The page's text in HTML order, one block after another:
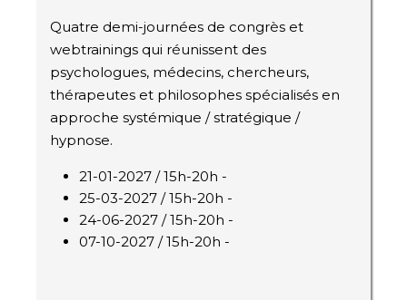
Quatre demi-journées de congrès et
webtrainings qui réunissent des
psychologues, médecins, chercheurs,
thérapeutes et philosophes spécialisés en
approche systémique / stratégique /
hypnose.
21-01-2027 / 15h-20h -
25-03-2027 / 15h-20h -
24-06-2027 / 15h-20h -
07-10-2027 / 15h-20h -